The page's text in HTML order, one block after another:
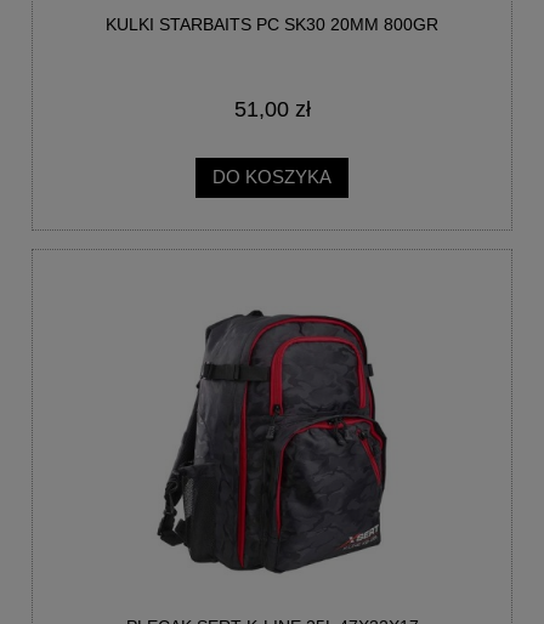
KULKI STARBAITS PC SK30 20MM 800GR
51,00 zł
DO KOSZYKA